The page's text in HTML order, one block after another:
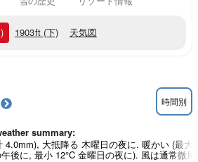
1903ft (下) 天気図
時間別
summary:
4.0mm), 大抵降る 木曜日の夜に. 暖かい (最大
後に, 最小 12°C 金曜日の夜に). 風は通常微風.